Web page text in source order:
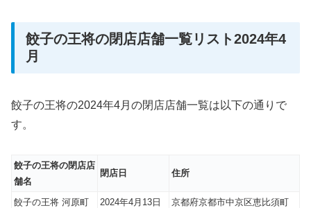
餃子の王将の閉店店舗一覧リスト2024年4
月
餃子の王将の2024年4月の閉店店舗一覧は以下の通りで
す。
餃子の王将の閉店店
舗名
閉店日 住所
餃子の王将 河原町 2024年4月13日 京都府京都市中京区恵比須町